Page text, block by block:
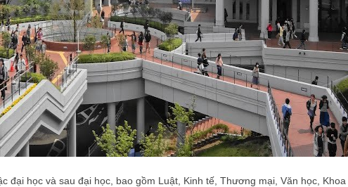
đại học và sau đại học, bao gồm Luật, Kinh tế, Thương mại, Văn học, Khoa